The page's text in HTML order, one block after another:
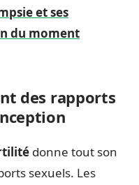
et ses
du moment
des rapports
donne tout son
sexuels. Les